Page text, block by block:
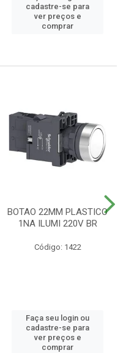
cadastre-se para
ver preços e
comprar
BOTAO 22MM PLASTICO
1NA ILUMI 220V BR
Código: 1422
Faça seu login ou
cadastre-se para
ver preços e
comprar